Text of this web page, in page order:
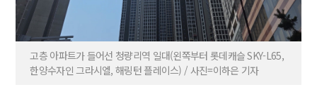
고층 아파트가 들어선 청량리역 일대(왼쪽부터 롯데캐슬 SKY-L65,
한양수자인 그라시엘, 해링턴 플레이스) / 사진=이하은 기자